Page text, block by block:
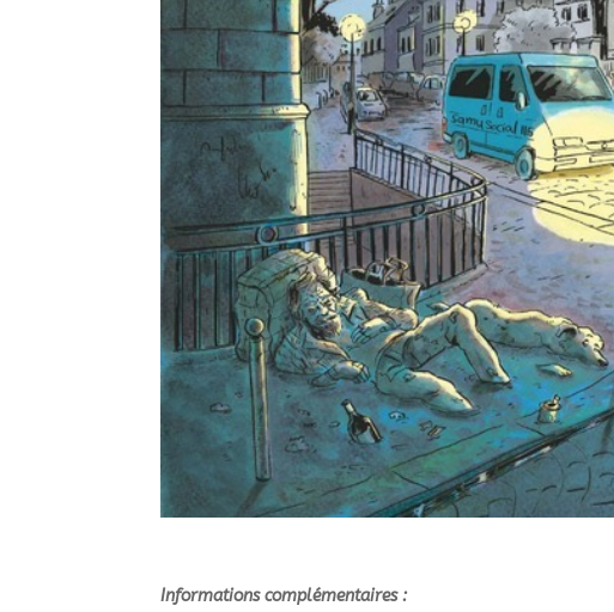
Informations complémentaires :